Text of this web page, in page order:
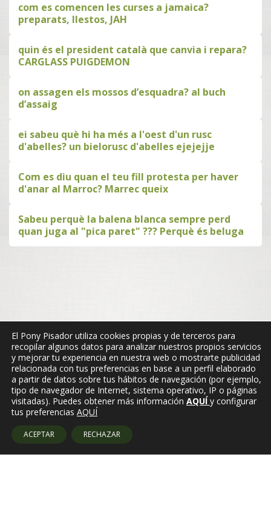
com es comencen les curses a jamaica?
preparats, llestos, JAH
quin és el president català que canvia i repara?
CARGLASS PUIGDEMON
on assagen els mossos d’esquadra? al buch
d’assaig
ei sabeu què hi ha més a l'oest d'un rusc
d'abelles? un bielorusc d'abelles ejejejje
Com es diu quan el teu fill protesta per haver
d'anar al Marroc? Marrec queix
Sabeu perquè la balena blanca sempre perd
quan juga al "pica paret" ??? Perquè és beluga
El Pony Pisador utiliza cookies propias y de terceros para
recopilar algunos datos para analizar nuestros propios servicios
y mejorar tu experiencia en nuestra web o mostrarte publicidad
relacionada con tus preferencias en base a un perfil elaborado
a partir de datos sobre tus hábitos de navegación (por ejemplo,
tipo de navegador de Internet, sistema operativo, IP o páginas
visitadas). Puedes obtener más información AQUÍ y configurar
tus preferencias AQUÍ
ACEPTAR RECHAZAR